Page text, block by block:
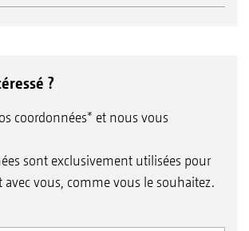
?
coordonnées* et nous vous
sont exclusivement utilisées pour
avec vous, comme vous le souhaitez.